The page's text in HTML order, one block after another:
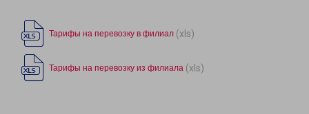
Тарифы на перевозку в филиал (xls)
Тарифы на перевозку из филиала (xls)